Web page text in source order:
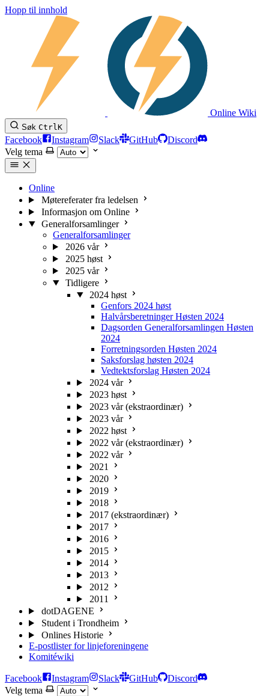
Hopp til innhold
Online Wiki
Søk CtrlK
Facebook Instagram Slack GitHub
Discord
Velg tema
Online
Møtereferater fra ledelsen
Informasjon om Online
Generalforsamlinger
Generalforsamlinger
2026 vår
2025 høst
2025 vår
Tidligere
2024 høst
Genfors 2024 høst
Halvårsberetninger Høsten 2024
Dagsorden Generalforsamlingen Høsten
2024
Forretningsorden Høsten 2024
Saksforslag høsten 2024
Vedtektsforslag Høsten 2024
2024 vår
2023 høst
2023 vår (ekstraordinær)
2023 vår
2022 høst
2022 vår (ekstraordinær)
2022 vår
2021
2020
2019
2018
2017 (ekstraordinær)
2017
2016
2015
2014
2013
2012
2011
dotDAGENE
Student i Trondheim
Onlines Historie
E-postlister for linjeforeningene
Komitéwiki
Facebook Instagram Slack GitHub
Discord
Velg tema